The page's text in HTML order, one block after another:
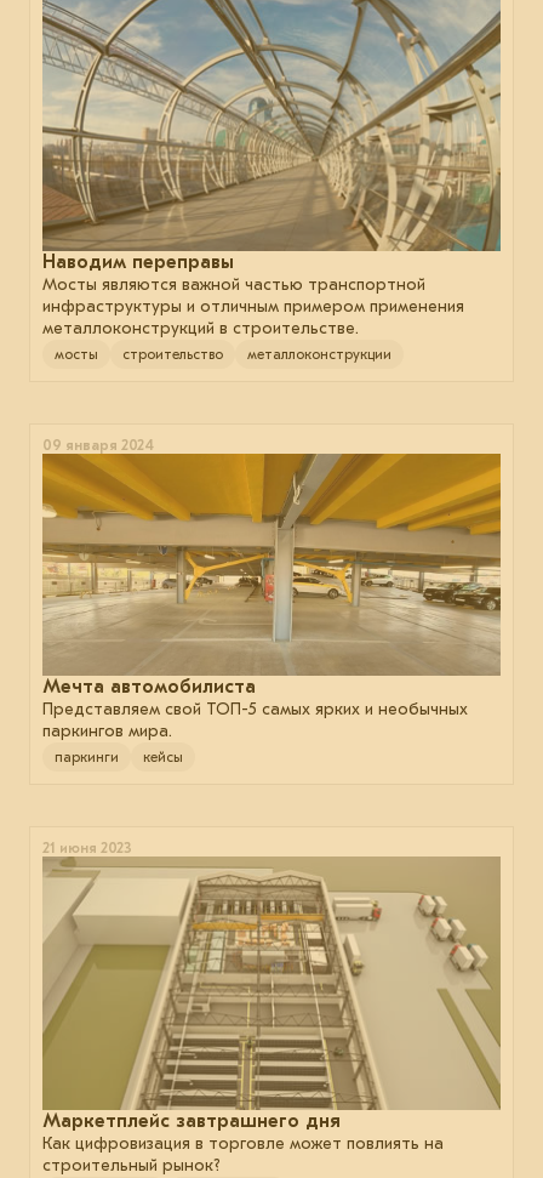
Наводим переправы
Мосты являются важной частью транспортной
инфраструктуры и отличным примером применения
металлоконструкций в строительстве.
мосты строительство металлоконструкции
09 января 2024
Мечта автомобилиста
Представляем свой ТОП-5 самых ярких и необычных
паркингов мира.
паркинги кейсы
21 июня 2023
Маркетплейс завтрашнего дня
Как цифровизация в торговле может повлиять на
строительный рынок?